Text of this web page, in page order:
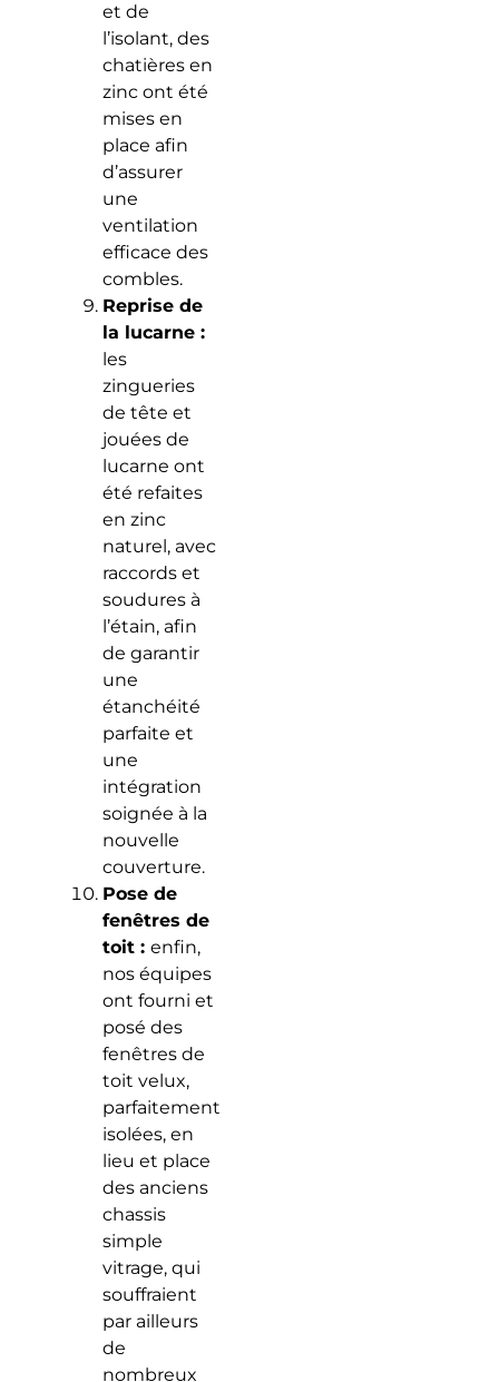
et de
l’isolant, des
chatières en
zinc ont été
mises en
place afin
d’assurer
une
ventilation
efficace des
combles.
Reprise de
la lucarne :
les
zingueries
de tête et
jouées de
lucarne ont
été refaites
en zinc
naturel, avec
raccords et
soudures à
l’étain, afin
de garantir
une
étanchéité
parfaite et
une
intégration
soignée à la
nouvelle
couverture.
Pose de
fenêtres de
toit : enfin,
nos équipes
ont fourni et
posé des
fenêtres de
toit velux,
parfaitement
isolées, en
lieu et place
des anciens
chassis
simple
vitrage, qui
souffraient
par ailleurs
de
nombreux